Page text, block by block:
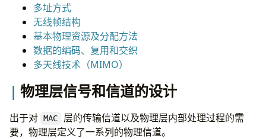
多址方式
无线帧结构
基本物理资源及分配方法
数据的编码、复用和交织
多天线技术（MIMO）
物理层信号和信道的设计
出于对 MAC
层的传输信道以及物理层内部处理过程的需
要，物理层定义了一系列的物理信道。